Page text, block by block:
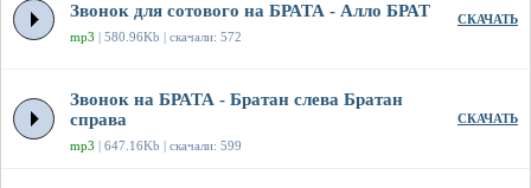
Звонок для сотового на БРАТА - Алло БРАТ
mp3 | 580.96Kb | скачали: 572
СКАЧАТЬ
Звонок на БРАТА - Братан слева Братан
справа
mp3 | 647.16Kb | скачали: 599
СКАЧАТЬ